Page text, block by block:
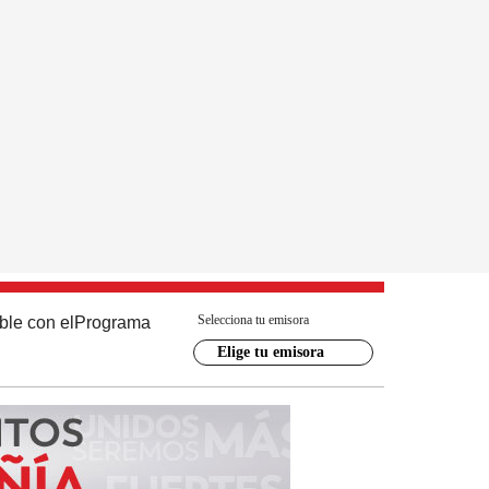
con el Programa Selecciona tu emisora
Elige tu emisora